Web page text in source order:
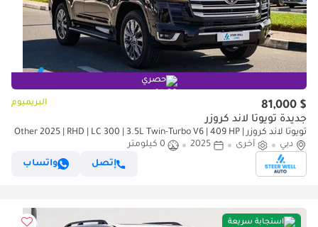
حصري
$ 81,000 البريميوم
جديدة تويوتا لاند كروزر
تويوتا لاند كروزر Other 2025 | RHD | LC 300 | 3.5L Twin-Turbo V6 | 409 HP |
4WD | For Export
دبي أخرى 2025
0 كيلومتر
إتصل
واتساب
استجابة سريعة